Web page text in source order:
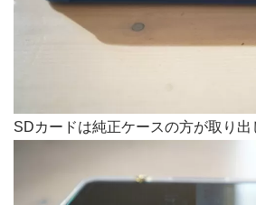
SDカードは純正ケースの方が取り出